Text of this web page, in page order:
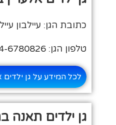
כתובת הגן: עיילבון
טלפון הגן: 04-6780826
לכל המידע על גן ילדים
גן ילדים תאנה